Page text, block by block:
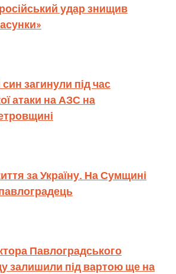
удар знищив
загинули під час
атаки на АЗС на
за Україну. На Сумщині
Павлоградського
залишили під вартою ще на